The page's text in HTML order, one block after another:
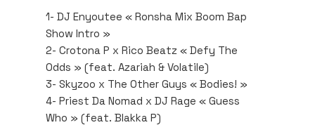
1- DJ Enyoutee « Ronsha Mix Boom Bap
Show Intro »
2- Crotona P x Rico Beatz « Defy The
Odds » (feat. Azariah & Volatile)
3- Skyzoo x The Other Guys « Bodies! »
4- Priest Da Nomad x DJ Rage « Guess
Who » (feat. Blakka P)